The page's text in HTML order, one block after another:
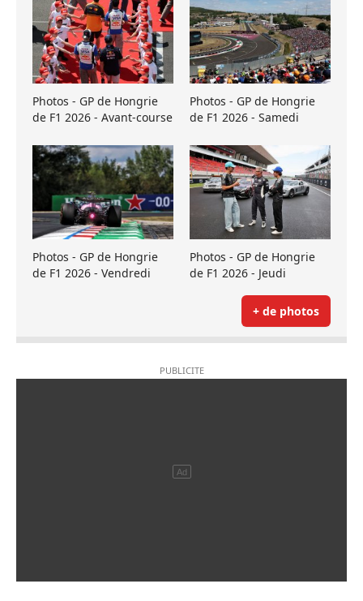
Photos - GP de Hongrie
de F1 2026 - Avant-course
Photos - GP de Hongrie
de F1 2026 - Samedi
Photos - GP de Hongrie
de F1 2026 - Vendredi
Photos - GP de Hongrie
de F1 2026 - Jeudi
+ de photos